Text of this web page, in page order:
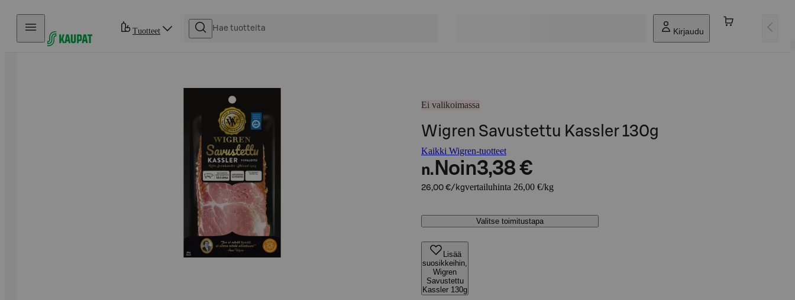
Hyppää sisältöön
Tuotteet Kirjaudu
Ei valikoimassa
Wigren Savustettu Kassler 130g
Kaikki Wigren-tuotteet
n. Noin3,38 €
26,00 €/kgvertailuhinta 26,00 €/kg
Valitse toimitustapa
Lisää
suosikkeihin,
Wigren
Savustettu
Kassler 130g